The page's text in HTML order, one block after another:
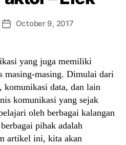
PostOctober 9, 2017
yang juga memiliki
masing-masing. Dimulai dari
data, dan lain
komunikasi yang sejak
oleh berbagai kalangan
pihak adalah
artikel ini, kita akan